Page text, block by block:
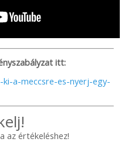
itt:
a-meccsre-es-nyerj-egy-
az értékeléshez!